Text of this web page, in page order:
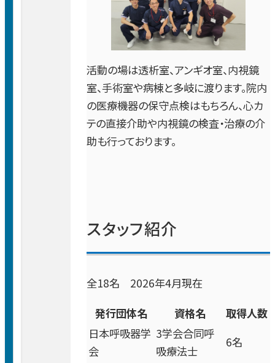
糖尿病・内分泌科
脳神経内科
膠原病内科
精神神経科
乳腺外科
呼吸器外科
放射線治療・医学物理室
放射線室
理学療法室
作業療法室
臨床心理室
クオリティ管理センター
感染制御室
医療安全管理室
職員支援室
医療情報課
施設課
管理課
病院長あいさつ
理念・基本方針
施設概要
患者さんの権利と責務
包括同意
がん医療
医療関係の方
イベント・セミナー
患者さんの紹介方法
採用情報
交通アクセス
お問い合わせ
お知らせ
セミナー・イベント
日本語
活動の場は透析室、アンギオ室、内視鏡
室、手術室や病棟と多岐に渡ります。院内
の医療機器の保守点検はもちろん、心カ
テの直接介助や内視鏡の検査・治療の介
助も行っております。
スタッフ紹介
全18名 2026年4月現在
発行団体名
資格名
取得人数
日本呼吸器学
会
3学会合同呼
吸療法士
6名